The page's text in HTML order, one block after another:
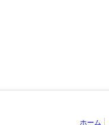
ホーム